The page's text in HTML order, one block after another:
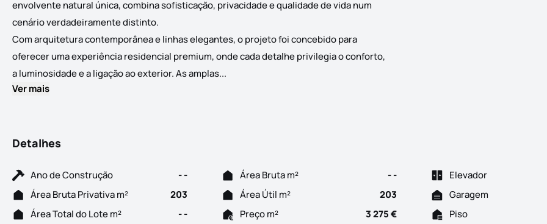
envolvente natural única, combina sofisticação, privacidade e qualidade de vida num
cenário verdadeiramente distinto.
Com arquitetura contemporânea e linhas elegantes, o projeto foi concebido para
oferecer uma experiência residencial premium, onde cada detalhe privilegia o conforto,
a luminosidade e a ligação ao exterior. As amplas...
Ver mais
Detalhes
Ano de Construção - - Área Bruta m² - -
Elevador
Área Bruta Privativa m²
203 Área Útil m² 203
Garagem
Área Total do Lote m²
- - Preço m² 3 275 € Piso